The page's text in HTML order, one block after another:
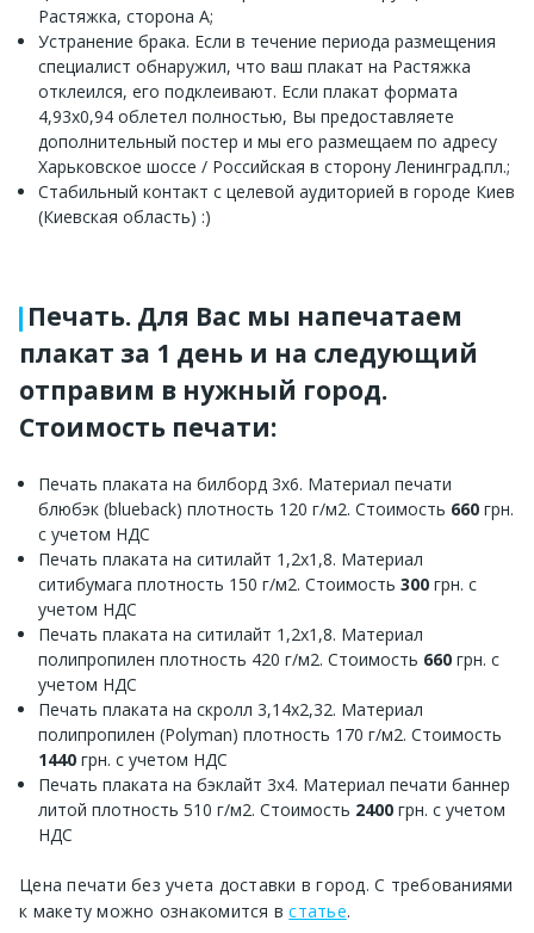
Растяжка, сторона A;
Устранение брака. Если в течение периода размещения
специалист обнаружил, что ваш плакат на Растяжка
отклеился, его подклеивают. Если плакат формата
4,93x0,94 облетел полностью, Вы предоставляете
дополнительный постер и мы его размещаем по адресу
Харьковское шоссе / Российская в сторону Ленинград.пл.;
Стабильный контакт с целевой аудиторией в городе Киев
(Киевская область) :)
Печать. Для Вас мы напечатаем
плакат за 1 день и на следующий
отправим в нужный город.
Стоимость печати:
Печать плаката на билборд 3х6. Материал печати
блюбэк (blueback) плотность 120 г/м2. Стоимость 660 грн.
с учетом НДС
Печать плаката на ситилайт 1,2х1,8. Материал
ситибумага плотность 150 г/м2. Стоимость 300 грн. с
учетом НДС
Печать плаката на ситилайт 1,2х1,8. Материал
полипропилен плотность 420 г/м2. Стоимость 660 грн. с
учетом НДС
Печать плаката на скролл 3,14х2,32. Материал
полипропилен (Polyman) плотность 170 г/м2. Стоимость
1440 грн. с учетом НДС
Печать плаката на бэклайт 3х4. Материал печати баннер
литой плотность 510 г/м2. Стоимость 2400 грн. с учетом
НДС
Цена печати без учета доставки в город. С требованиями
к макету можно ознакомится встатье.